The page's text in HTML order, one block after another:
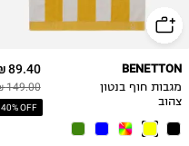
89.40 ₪
149.00 ₪
40% OFF
BENETTON
מגבות חוף בנטון
צהוב